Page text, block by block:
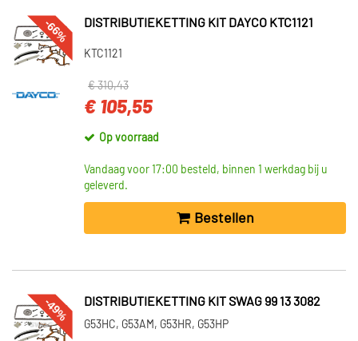
-66% DISTRIBUTIEKETTING KIT DAYCO KTC1121
KTC1121
€ 310,43
€ 105,55
Op voorraad
Vandaag voor 17:00 besteld, binnen 1 werkdag bij u
geleverd.
Bestellen
-49% DISTRIBUTIEKETTING KIT SWAG 99 13 3082
G53HC, G53AM, G53HR, G53HP